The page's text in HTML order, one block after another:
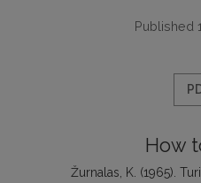
Published
How
Žurnalas, K. (1965).